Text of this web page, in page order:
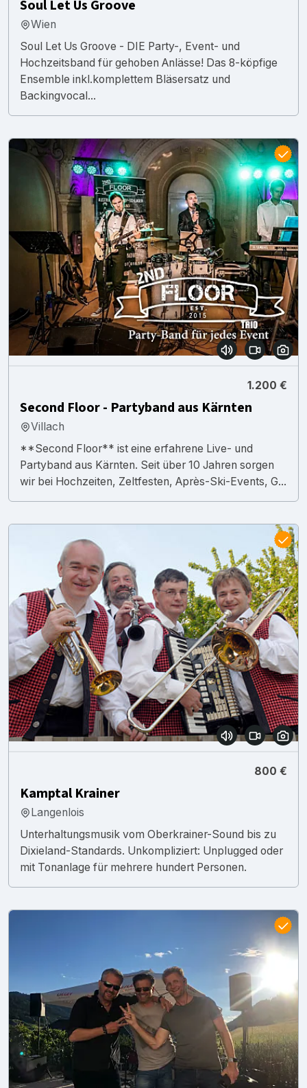
Soul Let Us Groove
Wien
Soul Let Us Groove - DIE Party-, Event- und
Hochzeitsband für gehoben Anlässe! Das 8-köpfige
Ensemble inkl.komplettem Bläsersatz und
Backingvocal...
1.200 €
Second Floor - Partyband aus Kärnten
Villach
**Second Floor** ist eine erfahrene Live- und
Partyband aus Kärnten. Seit über 10 Jahren sorgen
wir bei Hochzeiten, Zeltfesten, Après-Ski-Events, G...
800 €
Kamptal Krainer
Langenlois
Unterhaltungsmusik vom Oberkrainer-Sound bis zu
Dixieland-Standards. Unkompliziert: Unplugged oder
mit Tonanlage für mehrere hundert Personen.